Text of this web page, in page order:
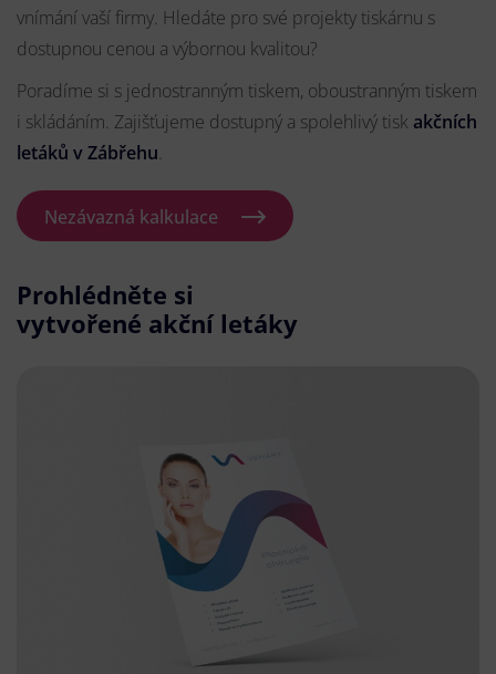
vnímání vaší firmy. Hledáte pro své projekty tiskárnu s
dostupnou cenou a výbornou kvalitou?
Poradíme si s jednostranným tiskem, oboustranným tiskem
i skládáním. Zajišťujeme dostupný a spolehlivý tisk akčních
letáků v Zábřehu.
Nezávazná kalkulace
Prohlédněte si
vytvořené akční letáky